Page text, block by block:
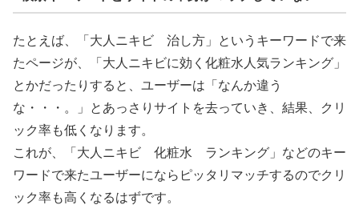
たとえば、「大人ニキビ 治し方」というキーワードで来
たページが、「大人ニキビに効く化粧水人気ランキング」
とかだったりすると、ユーザーは「なんか違う
な・・・。」とあっさりサイトを去っていき、結果、クリ
ック率も低くなります。
これが、「大人ニキビ 化粧水 ランキング」などのキー
ワードで来たユーザーにならピッタリマッチするのでクリ
ック率も高くなるはずです。